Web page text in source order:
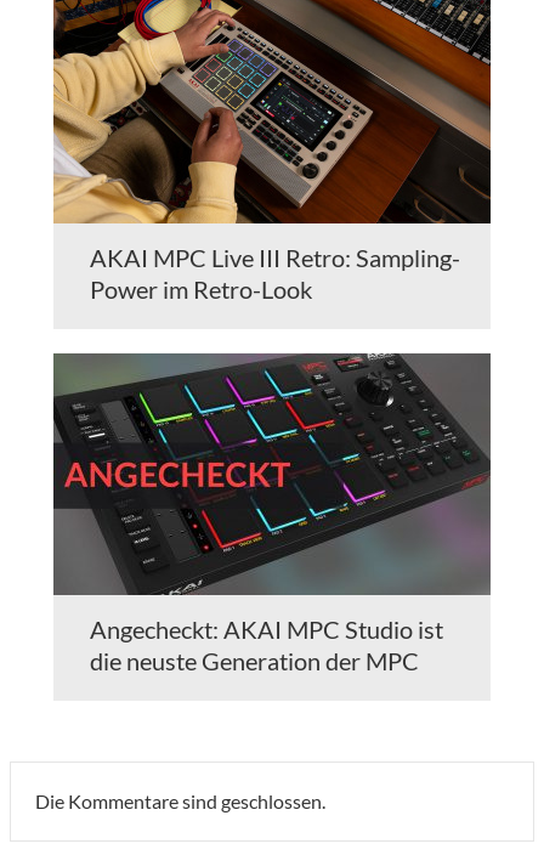
AKAI MPC Live III Retro: Sampling-
Power im Retro-Look
Angecheckt: AKAI MPC Studio ist
die neuste Generation der MPC
Die Kommentare sind geschlossen.